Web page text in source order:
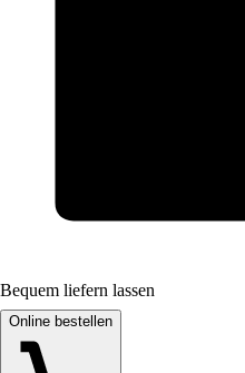
Bequem liefern lassen
Online bestellen